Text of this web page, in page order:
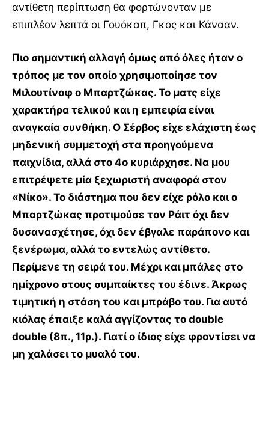
αντίθετη περίπτωση θα φορτώνονταν με
επιπλέον λεπτά οι Γουόκαπ, Γκος και Κάνααν.
Πιο σημαντική αλλαγή όμως από όλες ήταν ο
τρόπος με τον οποίο χρησιμοποίησε τον
Μιλουτίνοφ ο Μπαρτζώκας. Το ματς είχε
χαρακτήρα τελικού και η εμπειρία είναι
αναγκαία συνθήκη. Ο Σέρβος είχε ελάχιστη έως
μηδενική συμμετοχή στα προηγούμενα
παιχνίδια, αλλά στο 4ο κυριάρχησε. Να μου
επιτρέψετε μία ξεχωριστή αναφορά στον
«Νίκο». Το διάστημα που δεν είχε ρόλο και ο
Μπαρτζώκας προτιμούσε τον Ράιτ όχι δεν
δυσανασχέτησε, όχι δεν έβγαλε παράπονο και
ξενέρωμα, αλλά το εντελώς αντίθετο.
Περίμενε τη σειρά του. Μέχρι και μπάλες στο
ημίχρονο στους συμπαίκτες του έδινε. Άκρως
τιμητική η στάση του και μπράβο του. Για αυτό
κιόλας έπαιξε καλά αγγίζοντας το double
double (8π., 11ρ.). Γιατί ο ίδιος είχε φροντίσει να
μη χαλάσει το μυαλό του.